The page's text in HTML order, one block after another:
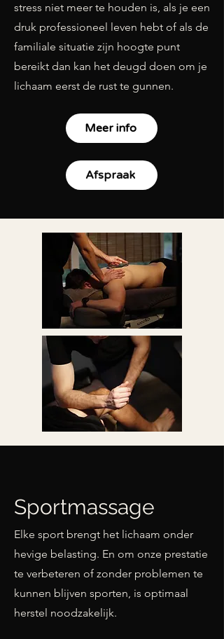
stress niet meer te houden is, als je een
druk professioneel leven hebt of als de
familiale situatie zijn hoogte punt
bereikt dan kan het deugd doen om je
lichaam eerst de rust te gunnen.
Meer info
Afspraak
Sportmassage
Elke sport brengt het lichaam onder
hevige belasting. En om onze prestatie
te verbeteren of zonder problemen te
kunnen blijven sporten, is optimaal
herstel noodzakelijk.